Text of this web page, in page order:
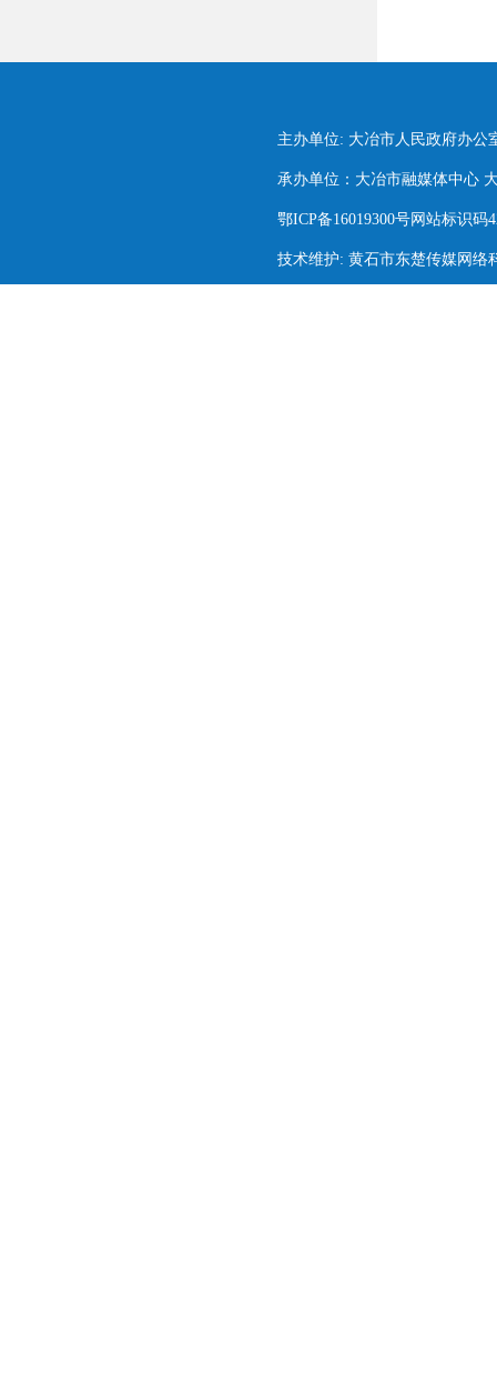
主办单位: 大冶市人民政府办公
承办单位：大冶市融媒体中心
鄂ICP备16019300号网站标识码
技术维护: 黄石市东楚传媒网络